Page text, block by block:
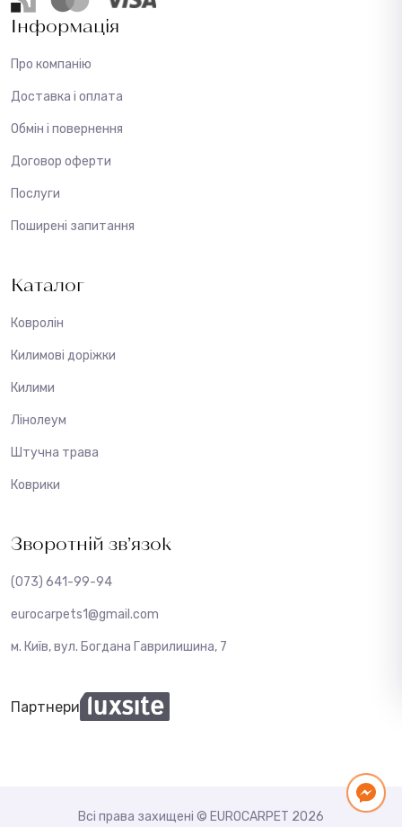
Інформація
Про компанію
Доставка і оплата
Обмін і повернення
Договор оферти
Послуги
Поширені запитання
Каталог
Ковролін
Килимові доріжки
Килими
Лінолеум
Штучна трава
Коврики
Зворотній зв’язок
(073) 641-99-94
eurocarpets1@gmail.com
м. Київ, вул. Богдана Гаврилишина, 7
Партнери
Всі права захищені © EUROCARPET 2026